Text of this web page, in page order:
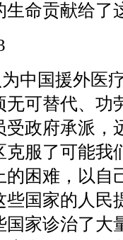
命贡献给了
中国援外医
可替代、功
受政府承派，
服了可能我
困难，以自
国家的人民
家诊治了大